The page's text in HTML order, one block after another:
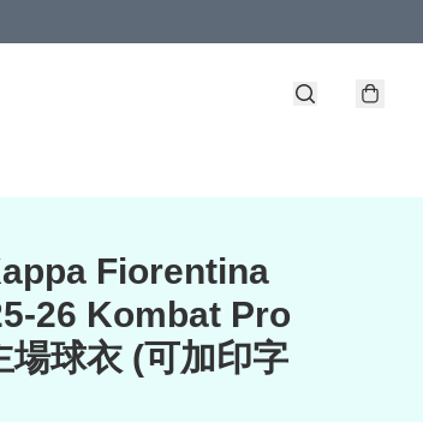
Fiorentina
26 Kombat Pro
場球衣 (可加印字